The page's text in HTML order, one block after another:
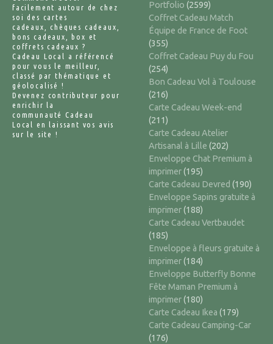
facilement autour de chez
soi des cartes
cadeaux, chèques cadeaux,
bons cadeaux, box et
coffrets cadeaux ?
Cadeau Local a référencé
pour vous le meilleur,
classé par thématique et
géolocalisé !
Devenez contributeur pour
enrichir la
communauté Cadeau
Local en laissant vos avis
sur le site !
Portfolio (2599)
Coffret Cadeau Match
Équipe de France de Foot
(355)
Coffret Cadeau Puy du Fou
(254)
Bon Cadeau Vol à Toulouse
(216)
Carte Cadeau Week-end
(211)
Carte Cadeau Atelier
Artisanal à Lille (202)
Enveloppe Chat Premium à
imprimer(195)
Carte Cadeau Devred (190)
Enveloppe Sapins gratuite à
imprimer(188)
Carte Cadeau Vertbaudet
(185)
Enveloppe à fleurs gratuite à
imprimer(184)
Enveloppe Butterfly Bonne
Fête Maman Premium à
imprimer(180)
Carte Cadeau Ikea (179)
Carte Cadeau Camping-Car
(176)